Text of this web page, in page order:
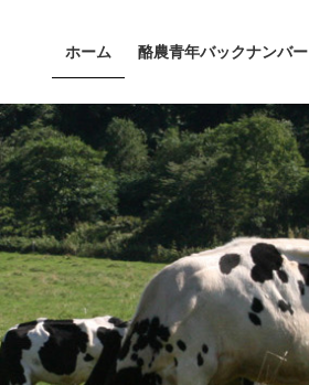
ホーム 酪農青年バックナンバー